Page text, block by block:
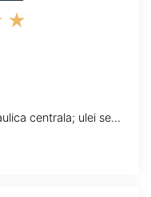
Tip produs: ulei hidraulic; ulei hidraulica centrala; ulei servodirectie